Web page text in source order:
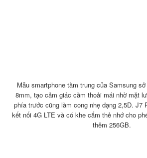
Mẫu smartphone tầm trung của Samsung
8mm, tạo cảm giác cầm thoải mái nhờ mặt
phía trước cũng làm cong nhẹ dạng 2,5D. J7
kết nối 4G LTE và có khe cắm thẻ nhớ cho
thêm 256GB.